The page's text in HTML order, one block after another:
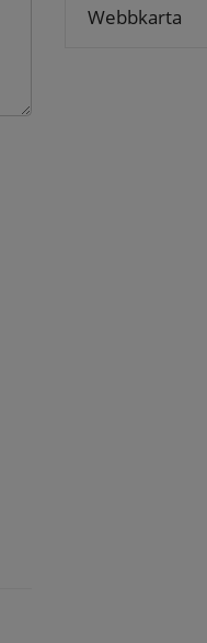
Webbkarta